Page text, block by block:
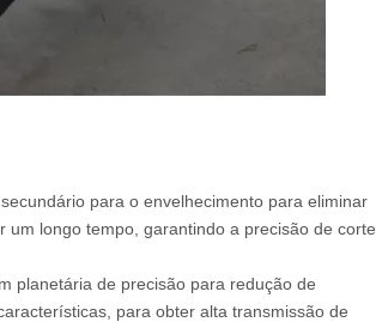
para o envelhecimento para eliminar
longo tempo, garantindo a precisão de corte
planetária de precisão para redução de
para obter alta transmissão de